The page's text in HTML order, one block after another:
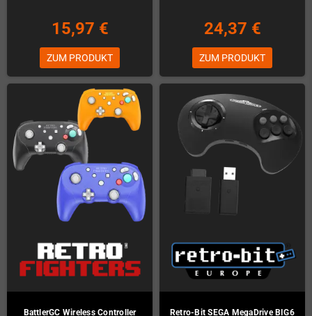
15,97 €
ZUM PRODUKT
24,37 €
ZUM PRODUKT
BattlerGC Wireless Controller Retro-Bit SEGA MegaDrive BIG6